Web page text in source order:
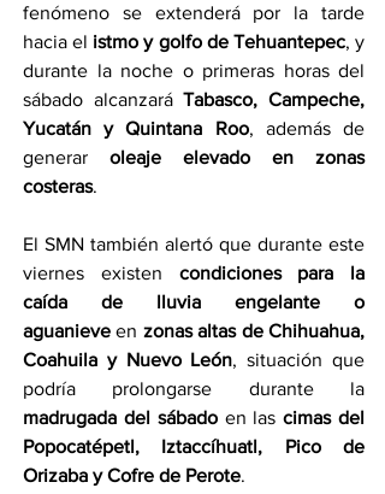
fenómeno se extenderá por la tarde
hacia el istmo y golfo de Tehuantepec, y
durante la noche o primeras horas del
sábado alcanzará Tabasco, Campeche,
Yucatán y Quintana Roo, además de
generar oleaje elevado en zonas
costeras.
El SMN también alertó que durante este
viernes existen condiciones para la
caída de lluvia engelante o
aguanieve en zonas altas de Chihuahua,
Coahuila y Nuevo León, situación que
madrugada del sábado en las cimas del
Popocatépetl, Iztaccíhuatl, Pico de
Orizaba y Cofre de Perote.